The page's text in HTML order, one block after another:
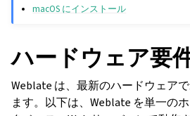
macOS にインストール
ハードウェア要
Weblate は、最新のハードウェア
ます。以下は、Weblate を単一の